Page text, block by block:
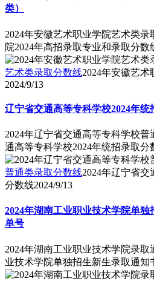
类）
2024年安徽艺术职业学院艺术类
院2024年高招录取专业和录取分数
艺术类录取分数线2024年安徽艺
2024/9/13
辽宁省交通高等专科学校2024年统
2024年辽宁省交通高等专科学校
通高等专科学校2024年统招录取分
普通类录取分数线2024年辽宁省
分数线2024/9/13
2024年湖南工业职业技术学院单
单号
2024年湖南工业职业技术学院录取
业技术学院单独招生新生录取通知